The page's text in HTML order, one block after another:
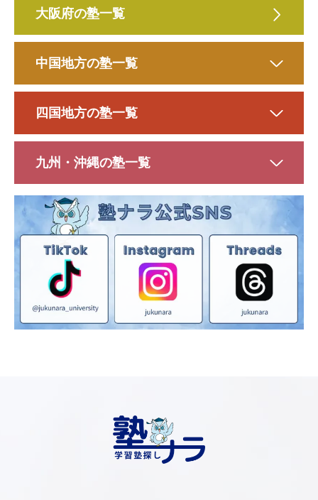
大阪府の塾一覧
中国地方の塾一覧
四国地方の塾一覧
九州・沖縄の塾一覧